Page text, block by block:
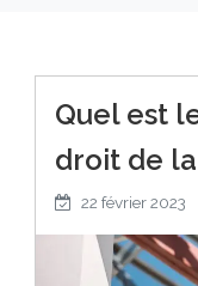
Quel est
droit de
22 février 2023